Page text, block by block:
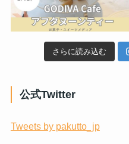
さらに読み込む
公式Twitter
Tweets by pakutto_jp